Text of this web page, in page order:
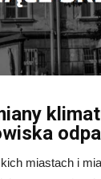
miastach i